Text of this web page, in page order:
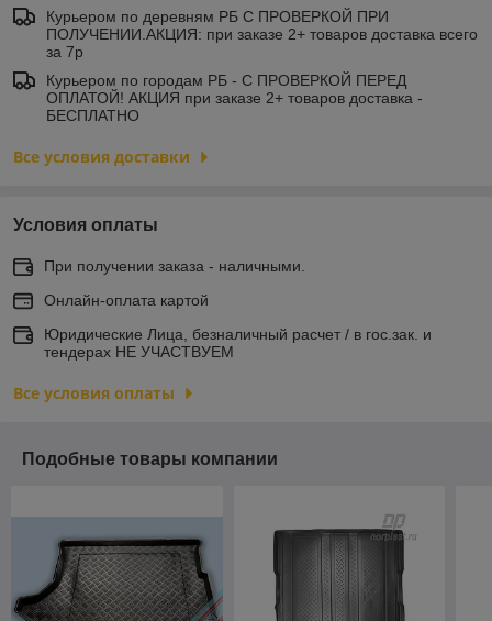
Курьером по деревням РБ С ПРОВЕРКОЙ ПРИ
ПОЛУЧЕНИИ.АКЦИЯ: при заказе 2+ товаров доставка всего
за 7р
Курьером по городам РБ - С ПРОВЕРКОЙ ПЕРЕД
ОПЛАТОЙ! АКЦИЯ при заказе 2+ товаров доставка -
БЕСПЛАТНО
Все условия доставки
Условия оплаты
При получении заказа - наличными.
Онлайн-оплата картой
Юридические Лица, безналичный расчет / в гос.зак. и
тендерах НЕ УЧАСТВУЕМ
Все условия оплаты
Подобные товары компании